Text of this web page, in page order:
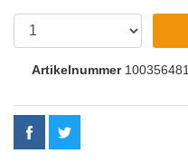
Artikelnummer100356481